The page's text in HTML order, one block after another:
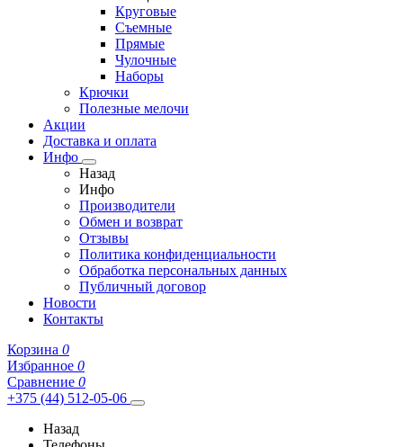
Круговые
Съемные
Прямые
Чулочные
Наборы
Крючки
Полезные мелочи
Акции
Доставка и оплата
Инфо
Назад
Инфо
Производители
Обмен и возврат
Отзывы
Политика конфиденциальности
Обработка персональных данных
Публичный договор
Новости
Контакты
Корзина 0
Избранное 0
Сравнение 0
+375 (44) 512-05-06
Назад